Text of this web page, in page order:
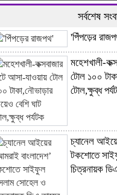
সর্বশেষ
'পিঁপড়ের
মহেশখালী-
টোল ১০০
টোল,ক্ষুব্ধ
চ্যানেল
টকশোতে
চিত্রনায়ক